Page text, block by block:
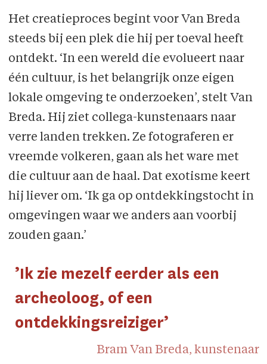
Het creatieproces begint voor Van Breda
steeds bij een plek die hij per toeval heeft
ontdekt. ‘In een wereld die evolueert naar
één cultuur, is het belangrijk onze eigen
lokale omgeving te onderzoeken’, stelt Van
Breda. Hij ziet collega-kunstenaars naar
verre landen trekken. Ze fotograferen er
vreemde volkeren, gaan als het ware met
die cultuur aan de haal. Dat exotisme keert
hij liever om. ‘Ik ga op ontdekkingstocht in
omgevingen waar we anders aan voorbij
zouden gaan.’
’Ik zie mezelf eerder als een
archeoloog, of een
ontdekkingsreiziger’
Bram Van Breda, kunstenaar